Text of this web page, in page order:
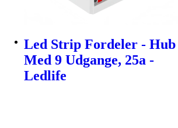
Led Strip Fordeler - Hub
Med 9 Udgange, 25a -
Ledlife